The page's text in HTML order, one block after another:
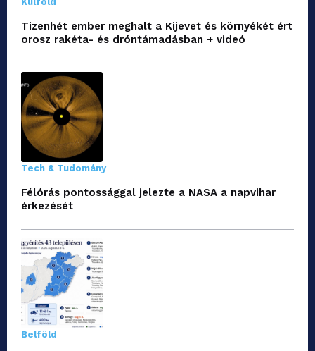
Tizenhét ember meghalt a Kijevet és környékét ért
orosz rakéta- és dróntámadásban + videó
Tech & Tudomány
Félórás pontossággal jelezte a NASA a napvihar
érkezését
Belföld